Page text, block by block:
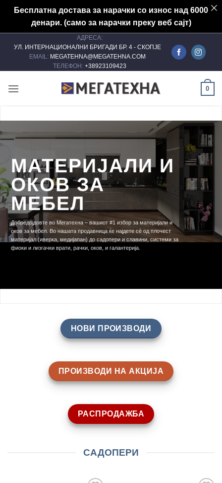
Бесплатна достава за нарачки со износ над 6000
денари. (само за нарачки преку веб сајт)
АДРЕСА:
УЛ. ИНТЕРНАЦИОНАЛНИ БРИГАДИ БР. 4 - СКОПЈЕ
EMAIL: MEGATEHNA@MEGATEHNA.COM
ТЕЛЕФОН: +38923109423
0
МАТЕРИЈАЛИ И
ОКОВ ЗА
МЕБЕЛ
Добредојдовте во Мегатехна – вашиот #1 избор за материјали и
оков за мебел. Во нашата продавница ќе најдете сè од плочест
материјал (иверка, медијапан) до садопери и славини, системи за
фиоки и лизгачки врати, рачки, оков, и галантерија.
НОВИ ПРОИЗВОДИ
ПРОИЗВОДИ НА АКЦИЈА
РАСПРОДАЖБА
САДОПЕРИ